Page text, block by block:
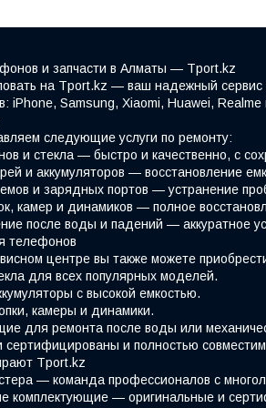
и запчасти в Алматы — Tport.kz
на Tport.kz — ваш надежный сервис
iPhone, Samsung, Xiaomi, Huawei,
следующие услуги по ремонту:
и стекла — быстро и качественно, с
и аккумуляторов — восстановление
и зарядных портов — устранение
камер и динамиков — полное
после воды и падений — аккуратное
телефонов
центре вы также можете
для всех популярных моделей.
с высокой емкостью.
камеры и динамики.
для ремонта после воды или
сертифицированы и полностью
Tport.kz
— команда профессионалов с
комплектующие — оригинальные и